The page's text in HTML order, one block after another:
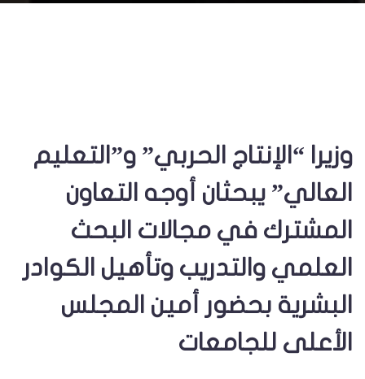
وزيرا “الإنتاج الحربي” و”التعليم
العالي” يبحثان أوجه التعاون
المشترك في مجالات البحث
العلمي والتدريب وتأهيل الكوادر
البشرية بحضور أمين المجلس
الأعلى للجامعات